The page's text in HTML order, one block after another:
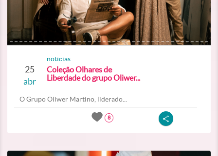
25
abr
noticias
Coleção Olhares de
Liberdade do grupo Oliwer...
O Grupo Oliwer Martino, liderado...
8